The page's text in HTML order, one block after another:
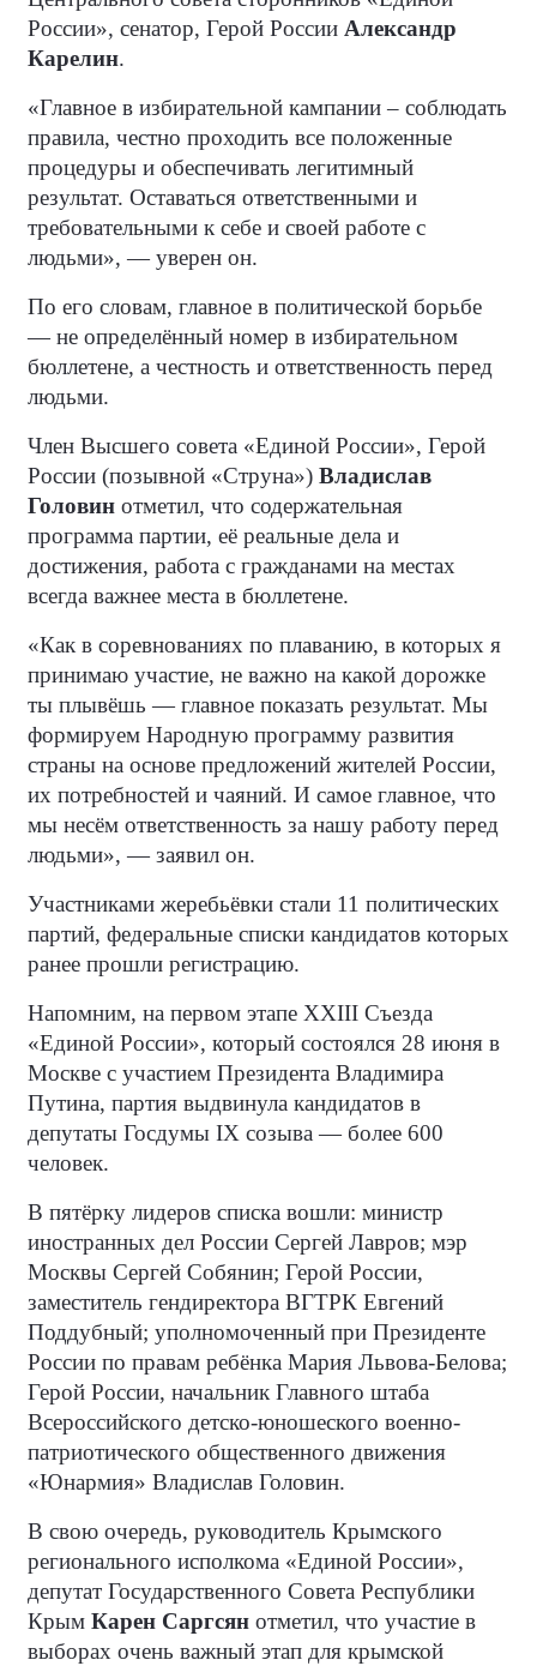
России», сенатор, Герой России Александр
Карелин.
«Главное в избирательной кампании – соблюдать
правила, честно проходить все положенные
процедуры и обеспечивать легитимный
результат. Оставаться ответственными и
требовательными к себе и своей работе с
людьми», — уверен он.
По его словам, главное в политической борьбе
— не определённый номер в избирательном
бюллетене, а честность и ответственность перед
людьми.
Член Высшего совета «Единой России», Герой
России (позывной «Струна») Владислав
Головин отметил, что содержательная
программа партии, её реальные дела и
достижения, работа с гражданами на местах
всегда важнее места в бюллетене.
«Как в соревнованиях по плаванию, в которых я
принимаю участие, не важно на какой дорожке
ты плывёшь — главное показать результат. Мы
формируем Народную программу развития
страны на основе предложений жителей России,
их потребностей и чаяний. И самое главное, что
мы несём ответственность за нашу работу перед
людьми», — заявил он.
Участниками жеребьёвки стали 11 политических
партий, федеральные списки кандидатов которых
ранее прошли регистрацию.
Напомним, на первом этапе XXIII Съезда
«Единой России», который состоялся 28 июня в
Москве с участием Президента Владимира
Путина, партия выдвинула кандидатов в
депутаты Госдумы IX созыва — более 600
человек.
В пятёрку лидеров списка вошли: министр
иностранных дел России Сергей Лавров; мэр
Москвы Сергей Собянин; Герой России,
заместитель гендиректора ВГТРК Евгений
Поддубный; уполномоченный при Президенте
России по правам ребёнка Мария Львова-Белова;
Герой России, начальник Главного штаба
Всероссийского детско-юношеского военно-
патриотического общественного движения
«Юнармия» Владислав Головин.
В свою очередь, руководитель Крымского
регионального исполкома «Единой России»,
депутат Государственного Совета Республики
Крым Карен Саргсян отметил, что участие в
выборах очень важный этап для крымской